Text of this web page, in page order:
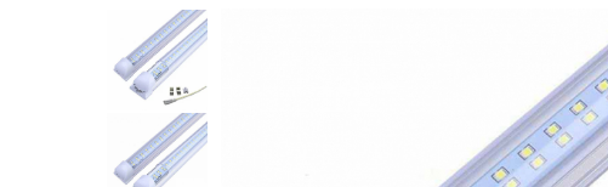
Bec Color led
Bec incandescent (Clasic)
Becuri & lampi led cu fasung